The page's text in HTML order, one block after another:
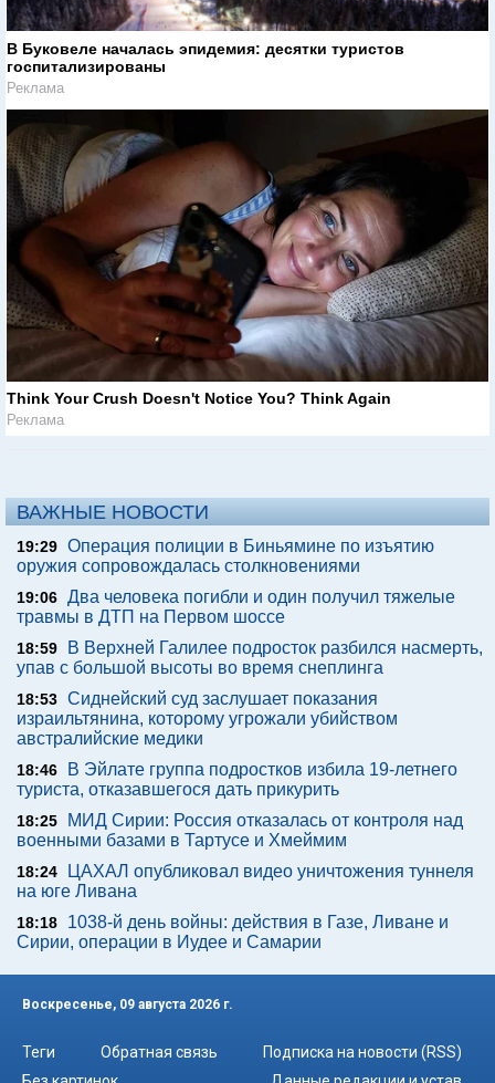
В Буковеле началась эпидемия: десятки туристов
госпитализированы
Реклама
Think Your Crush Doesn't Notice You? Think Again
Реклама
ВАЖНЫЕ НОВОСТИ
19:29 Операция полиции в Биньямине по изъятию
оружия сопровождалась столкновениями
19:06 Два человека погибли и один получил тяжелые
травмы в ДТП на Первом шоссе
18:59
В Верхней Галилее подросток разбился насмерть,
упав с большой высоты во время снеплинга
18:53 Сиднейский суд заслушает показания
израильтянина, которому угрожали убийством
австралийские медики
18:46
В Эйлате группа подростков избила 19-летнего
туриста, отказавшегося дать прикурить
18:25
МИД Сирии: Россия отказалась от контроля над
военными базами в Тартусе и Хмеймим
18:24
ЦАХАЛ опубликовал видео уничтожения туннеля
на юге Ливана
18:18
1038-й день войны: действия в Газе, Ливане и
Сирии, операции в Иудее и Самарии
Воскресенье, 09 августа 2026 г.
Теги Обратная связь
Подписка на новости (RSS)